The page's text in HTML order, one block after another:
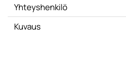
Yhteyshenkilö
Kuvaus